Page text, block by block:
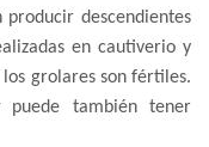
producir descendientes
en cautiverio y
grolares son fértiles.
puede también tener